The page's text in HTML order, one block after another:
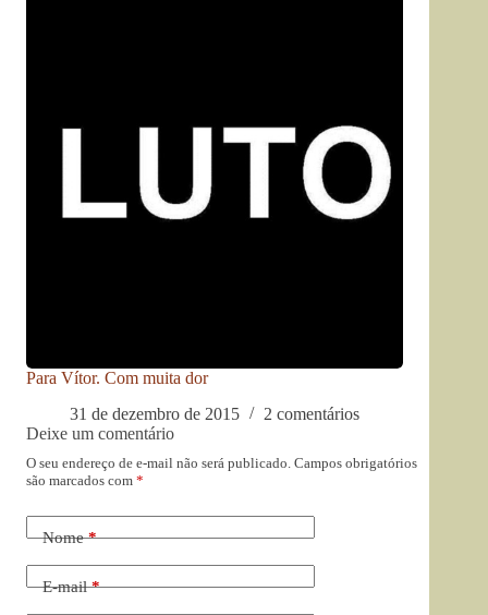
Para Vítor. Com muita dor
31 de dezembro de 2015
2 comentários
Deixe um comentário
O seu endereço de e-mail não será publicado. Campos obrigatórios
são marcados com *
Nome*
E-mail*